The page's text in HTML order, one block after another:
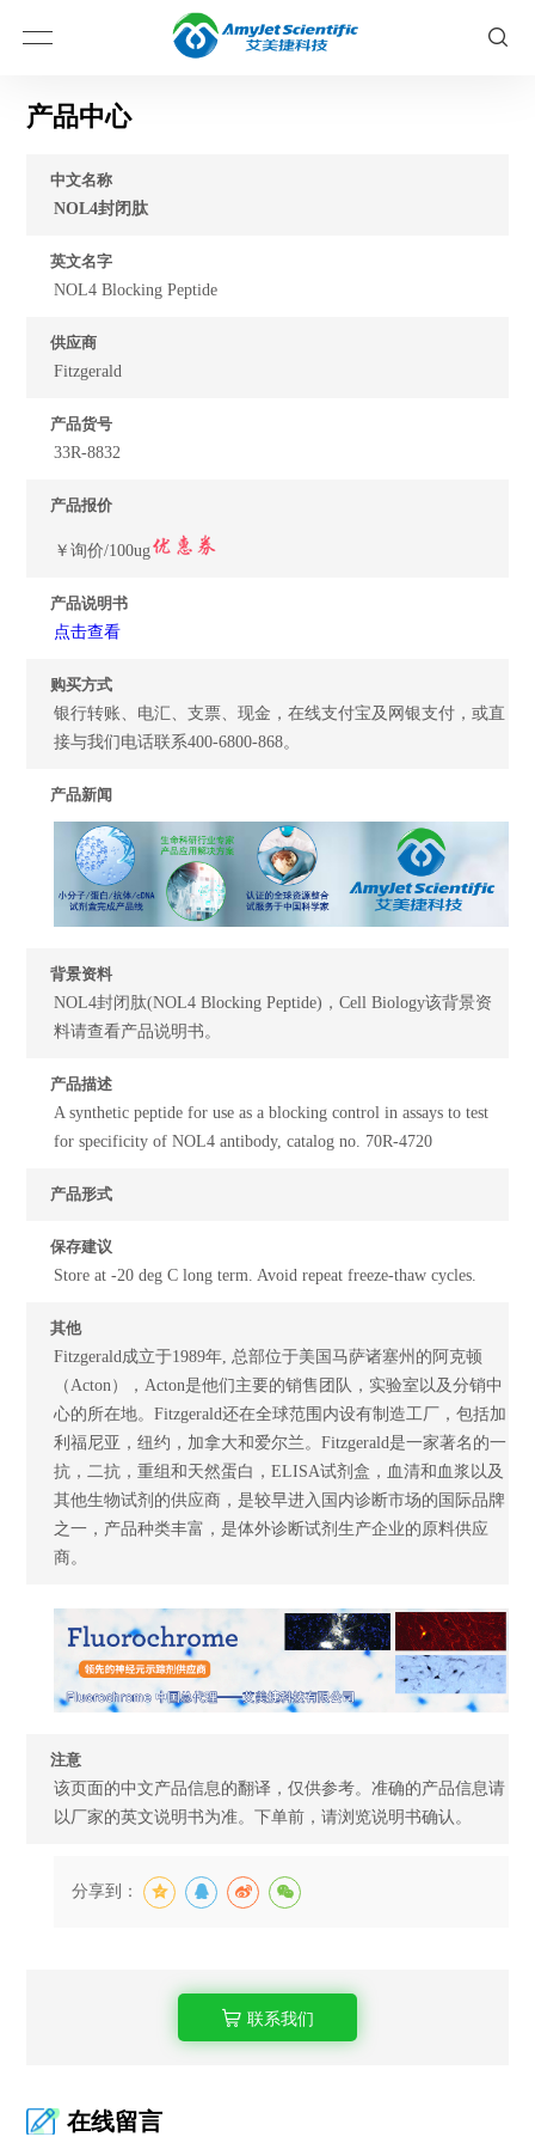
产品中心
中文名称
NOL4封闭肽
英文名字
NOL4 Blocking Peptide
供应商
Fitzgerald
产品货号
33R-8832
产品报价
￥询价/100ug
产品说明书
点击查看
购买方式
银行转账、电汇、支票、现金，在线支付宝及网银支付，或直
接与我们电话联系400-6800-868。
产品新闻
背景资料
NOL4封闭肽(NOL4 Blocking Peptide)，Cell Biology该背景资
料请查看产品说明书。
产品描述
A synthetic peptide for use as a blocking control in assays to test
for specificity of NOL4 antibody, catalog no. 70R-4720
产品形式
保存建议
Store at -20 deg C long term. Avoid repeat freeze-thaw cycles.
其他
Fitzgerald成立于1989年, 总部位于美国马萨诸塞州的阿克顿
（Acton），Acton是他们主要的销售团队，实验室以及分销中
心的所在地。Fitzgerald还在全球范围内设有制造工厂，包括加
利福尼亚，纽约，加拿大和爱尔兰。Fitzgerald是一家著名的一
抗，二抗，重组和天然蛋白，ELISA试剂盒，血清和血浆以及
其他生物试剂的供应商，是较早进入国内诊断市场的国际品牌
之一，产品种类丰富，是体外诊断试剂生产企业的原料供应
商。
注意
该页面的中文产品信息的翻译，仅供参考。准确的产品信息请
以厂家的英文说明书为准。下单前，请浏览说明书确认。
分享到：
联系我们
在线留言